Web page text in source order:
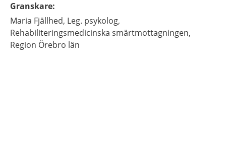
Granskare:
Maria Fjällhed, Leg. psykolog,
Rehabiliteringsmedicinska smärtmottagningen,
Region Örebro län